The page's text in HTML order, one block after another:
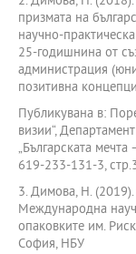
призмата на
научно-
25-годишнина от
администрация
позитивна
Публикувана в:
визии“,
„Българската
619-233-131-3,
3. Димова, Н.
Международна
опаковките им.
София, НБУ